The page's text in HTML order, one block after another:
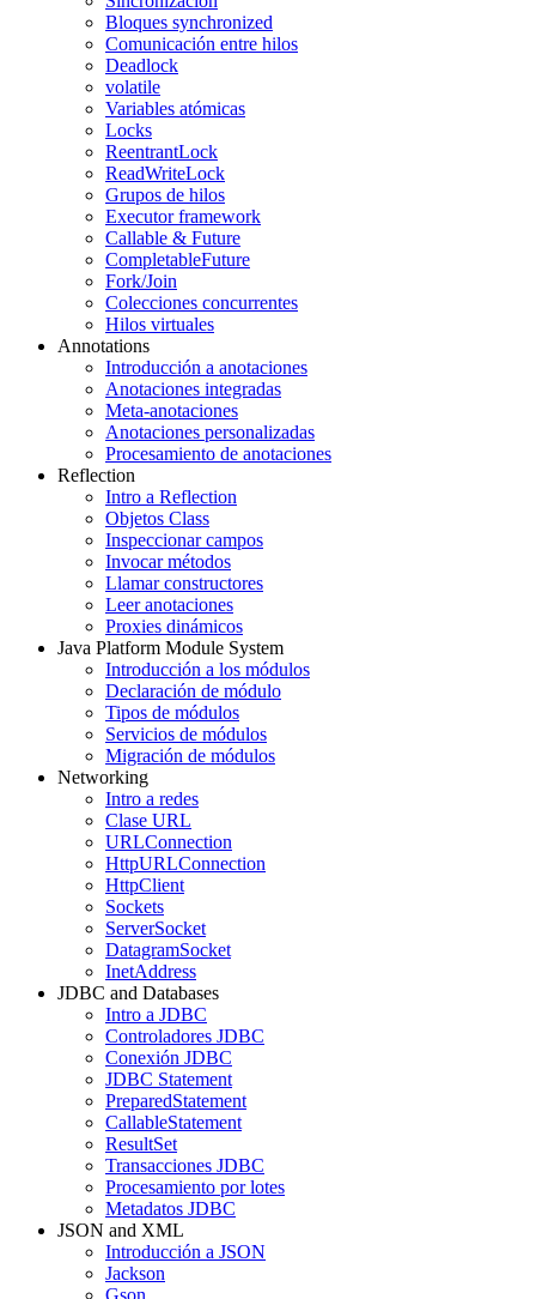
Bloques synchronized
Comunicación entre hilos
Deadlock
volatile
Variables atómicas
Locks
ReentrantLock
ReadWriteLock
Grupos de hilos
Executor framework
Callable & Future
CompletableFuture
Fork/Join
Colecciones concurrentes
Hilos virtuales
Annotations
Introducción a anotaciones
Anotaciones integradas
Meta-anotaciones
Anotaciones personalizadas
Procesamiento de anotaciones
Reflection
Intro a Reflection
Objetos Class
Inspeccionar campos
Invocar métodos
Llamar constructores
Leer anotaciones
Proxies dinámicos
Java Platform Module System
Introducción a los módulos
Declaración de módulo
Tipos de módulos
Servicios de módulos
Migración de módulos
Networking
Intro a redes
Clase URL
URLConnection
HttpURLConnection
HttpClient
Sockets
ServerSocket
DatagramSocket
InetAddress
JDBC and Databases
Intro a JDBC
Controladores JDBC
Conexión JDBC
JDBC Statement
PreparedStatement
CallableStatement
ResultSet
Transacciones JDBC
Procesamiento por lotes
Metadatos JDBC
JSON and XML
Introducción a JSON
Jackson
Gson